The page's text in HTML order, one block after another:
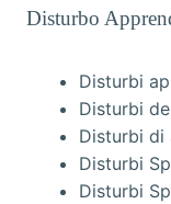
Disturbo
Disturbi
Disturbi
Disturbi di
Disturbi
Disturbi